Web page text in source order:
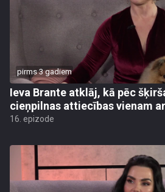
pirms 3 gadiem
Ieva Brante atklāj, kā pēc
cieņpilnas attiecības vienam
16. epizode